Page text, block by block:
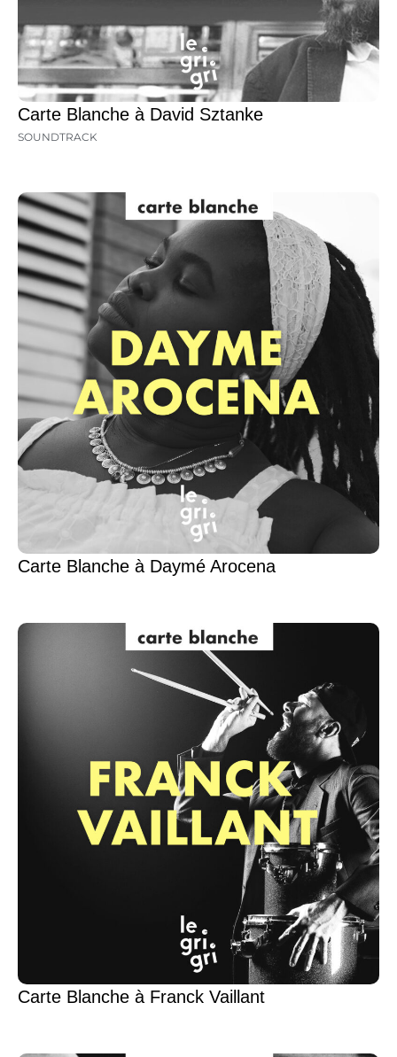
Carte Blanche à David Sztanke
SOUNDTRACK
Carte Blanche à Daymé Arocena
Carte Blanche à Franck Vaillant